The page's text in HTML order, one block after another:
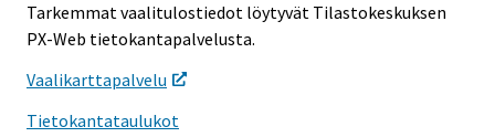
Tarkemmat vaalitulostiedot löytyvät Tilastokeskuksen
PX-Web tietokantapalvelusta.
Vaalikarttapalvelu
Tietokantataulukot